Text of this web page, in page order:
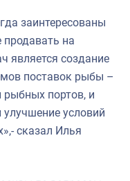
заинтересованы
на
является создание
поставок рыбы –
рыбных портов, и
условий
сказал Илья